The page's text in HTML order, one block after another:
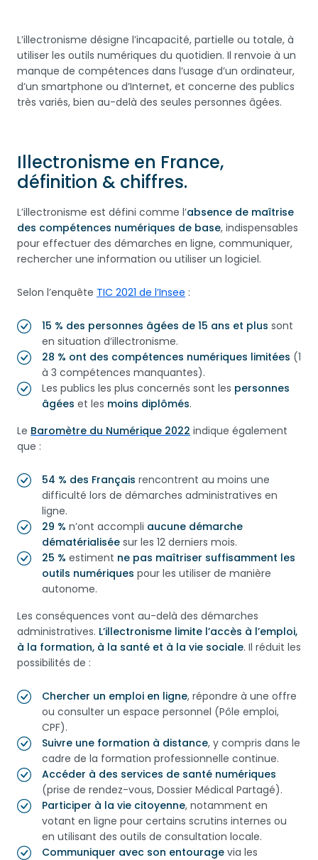
L’illectronisme désigne l’incapacité, partielle ou totale, à
utiliser les outils numériques du quotidien. Il renvoie à un
manque de compétences dans l’usage d’un ordinateur,
d’un smartphone ou d’Internet, et concerne des publics
très variés, bien au-delà des seules personnes âgées.
Illectronisme en France,
définition & chiffres.
L’illectronisme est défini comme l’absence de maîtrise
des compétences numériques de base, indispensables
pour effectuer des démarches en ligne, communiquer,
rechercher une information ou utiliser un logiciel.
Selon l’enquête TIC 2021 de l’Insee :
15 % des personnes âgées de 15 ans et plus sont
en situation d’illectronisme.
28 % ont des compétences numériques limitées (1
à 3 compétences manquantes).
Les publics les plus concernés sont les personnes
âgées et les moins diplômés.
Le Baromètre du Numérique 2022 indique également
que :
54 % des Français rencontrent au moins une
difficulté lors de démarches administratives en
ligne.
29 % n’ont accompli aucune démarche
dématérialisée sur les 12 derniers mois.
25 % estiment ne pas maîtriser suffisamment les
outils numériques pour les utiliser de manière
autonome.
Les conséquences vont au-delà des démarches
administratives. L’illectronisme limite l’accès à l’emploi,
à la formation, à la santé et à la vie sociale. Il réduit les
possibilités de :
Chercher un emploi en ligne, répondre à une offre
ou consulter un espace personnel (Pôle emploi,
CPF).
Suivre une formation à distance, y compris dans le
cadre de la formation professionnelle continue.
Accéder à des services de santé numériques
(prise de rendez-vous, Dossier Médical Partagé).
Participer à la vie citoyenne, notamment en
votant en ligne pour certains scrutins internes ou
en utilisant des outils de consultation locale.
Communiquer avec son entourage via les